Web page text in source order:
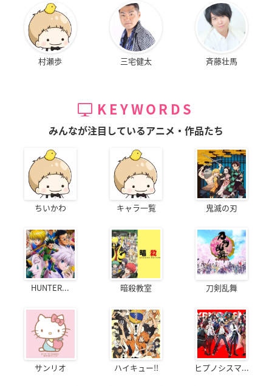
村瀬歩 三宅健太 斉藤壮馬
KEYWORDS
みんなが注目しているアニメ・作品たち
ちいかわ キャラ一覧 鬼滅の刃
HUNTER... 暗殺教室 刀剣乱舞
サンリオ ハイキュー!! ヒプノシスマ...